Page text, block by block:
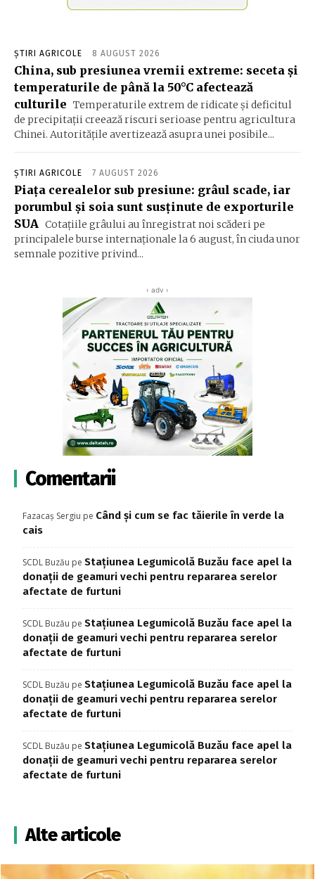
ȘTIRI AGRICOLE 8 AUGUST 2026
China, sub presiunea vremii extreme: seceta și
temperaturile de până la 50°C afectează
culturile Temperaturile extrem de ridicate și deficitul
de precipitații creează riscuri serioase pentru agricultura
Chinei. Autoritățile avertizează asupra unei posibile...
ȘTIRI AGRICOLE 7 AUGUST 2026
Piața cerealelor sub presiune: grâul scade, iar
porumbul și soia sunt susținute de exporturile
SUA Cotațiile grâului au înregistrat noi scăderi pe
principalele burse internaționale la 6 august, în ciuda unor
semnale pozitive privind...
‹ adv ›
Comentarii
Fazacaș Sergiu pe Când și cum se fac tăierile în verde la
cais
SCDL Buzău pe Stațiunea Legumicolă Buzău face apel la
donații de geamuri vechi pentru repararea serelor
afectate de furtuni
SCDL Buzău pe Stațiunea Legumicolă Buzău face apel la
donații de geamuri vechi pentru repararea serelor
afectate de furtuni
SCDL Buzău pe Stațiunea Legumicolă Buzău face apel la
donații de geamuri vechi pentru repararea serelor
afectate de furtuni
SCDL Buzău pe Stațiunea Legumicolă Buzău face apel la
donații de geamuri vechi pentru repararea serelor
afectate de furtuni
Alte articole